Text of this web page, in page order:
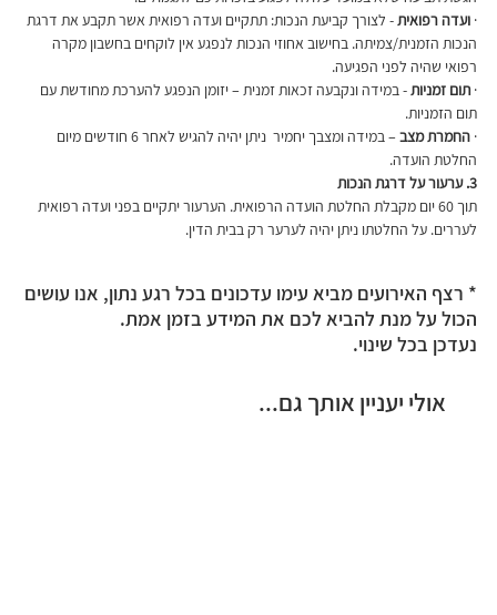
* רצף האירועים מביא עימו עדכונים בכל רגע נתון, אנו עושים
הכול על מנת להביא לכם את המידע בזמן אמת.
נעדכן בכל שינוי.
· ועדה רפואית - לצורך קביעת הנכות: תתקיים ועדה רפואית אשר תקבע את דרגת
הנכות הזמנית/צמיתה. בחישוב אחוזי הנכות לנפגע אין לוקחים בחשבון מקרה
רפואי שהיה לפני הפגיעה.
· תום זמניות - במידה ונקבעה זכאות זמנית – יזומן הנפגע להערכת מחודשת עם
תום הזמניות.
· החמרת מצב
– במידה ומצבך יחמיר  ניתן יהיה להגיש לאחר 6 חודשים מיום
החלטת הועדה.
3. ערעור על דרגת הנכות
תוך 60 יום מקבלת החלטת הועדה הרפואית. הערעור יתקיים בפני ועדה רפואית
לעררים. על החלטתו ניתן יהיה לערער רק בבית הדין.
אולי יעניין אותך גם...